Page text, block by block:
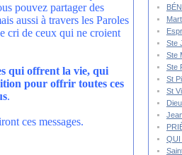
pouvez partager des
aussi à travers les Paroles
cri de ceux qui ne croient
qui offrent la vie, qui
pour offrir toutes ces
.
ces messages.
Ste
Ste
Ste
St
St
QUI